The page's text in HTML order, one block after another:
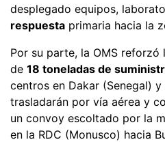
desplegado equipos,
respuesta primaria hacia la
Por su parte, la OMS reforzó
de 18 toneladas de
centros en Dakar (Senegal)
trasladarán por vía aérea y
un convoy escoltado por la
en la RDC (Monusco) hacia